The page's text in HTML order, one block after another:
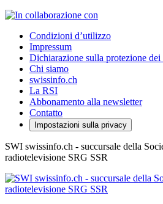
Condizioni d’utilizzo
Impressum
Dichiarazione sulla protezione dei
Chi siamo
swissinfo.ch
La RSI
Abbonamento alla newsletter
Contatto
Impostazioni sulla privacy
SWI swissinfo.ch - succursale della
radiotelevisione SRG SSR